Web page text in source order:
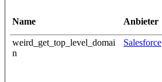
Name Anbieter
weird_get_top_level_domai
n
Salesforce